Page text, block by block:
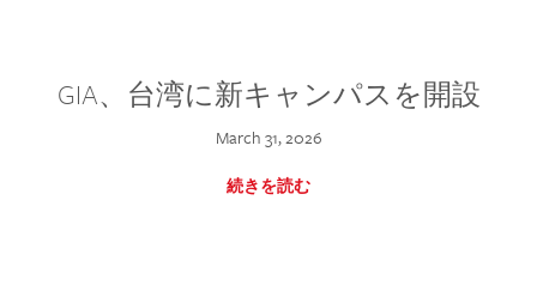
GIA、台湾に新キャンパスを開設
March 31, 2026
続きを読む